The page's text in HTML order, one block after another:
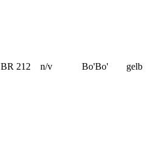
BR 212 n/v Bo'Bo' gelb